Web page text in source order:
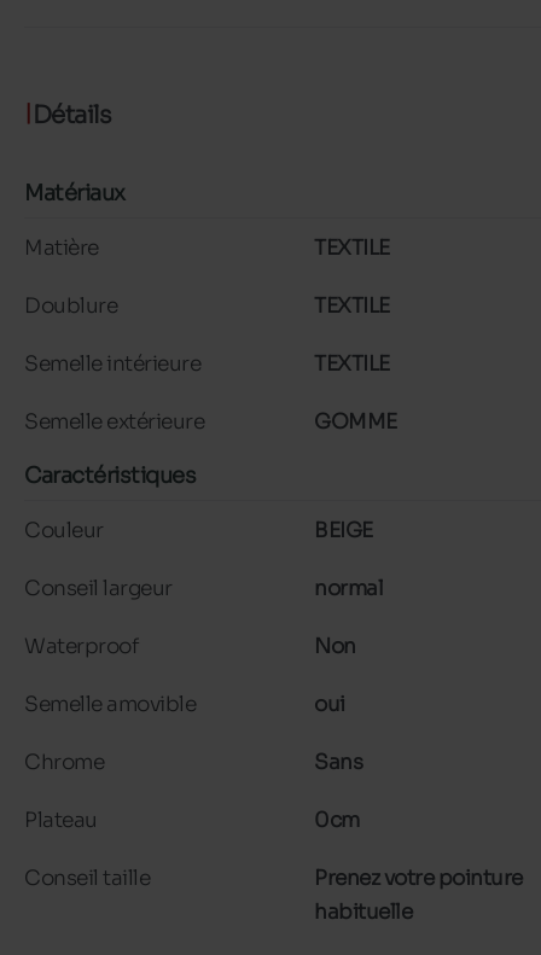
Détails
Matériaux
Matière TEXTILE
Doublure TEXTILE
Semelle intérieure TEXTILE
Semelle extérieure GOMME
Caractéristiques
Couleur BEIGE
Conseil largeur normal
Waterproof Non
Semelle amovible oui
Chrome Sans
Plateau 0cm
Conseil taille
Prenez votre pointure
habituelle